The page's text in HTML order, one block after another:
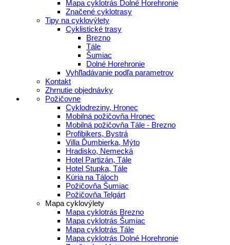
Mapa cyklotrás Dolné Horehronie
Značené cyklotrasy
Tipy na cyklovýlety
Cyklistické trasy
Brezno
Tále
Šumiac
Dolné Horehronie
Vyhľladávanie podľa parametrov
Kontakt
Zhrnutie objednávky
Požičovne
Cyklodreziny, Hronec
Mobilná požičovňa Hronec
Mobilná požičovňa Tále - Brezno
Profibikers, Bystrá
Villa Ďumbierka, Mýto
Hradisko, Nemecká
Hotel Partizán, Tále
Hotel Stupka, Tále
Kúria na Táloch
Požičovňa Šumiac
Požičovňa Telgárt
Mapa cyklovýlety
Mapa cyklotrás Brezno
Mapa cyklotrás Šumiac
Mapa cyklotrás Tále
Mapa cyklotrás Dolné Horehronie